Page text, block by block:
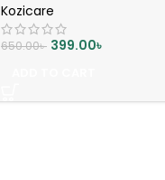
Kozicare
650.00৳ 399.00৳